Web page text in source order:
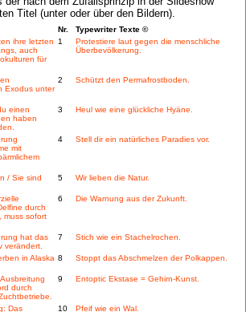
Titel (unter oder über den Bildern).
Nr.
Typewriter Texte ©
ihre letzten
auch
für
1
Protestiere laut gegen die menschliche
Überbevölkerung.
Exodus unter
2 Schützt den Permafrostboden.
einen
haben
3 Heul wie eine glückliche Hyäne.
mit
4 Stell dir ein natürliches Paradies vor.
/ Sie sind
5 Wir lieben die Natur.
durch
muss sofort
6 Die Warnung aus der Zukunft.
hat das
verändert.
7 Stich wie ein Stachelrochen.
in Alaska 8 Stoppt das Abschmelzen der Polkappen.
durch
9 Entoptic Ekstase = Gehirn-Kunst.
Das
10 Pfeif wie ein Wal.